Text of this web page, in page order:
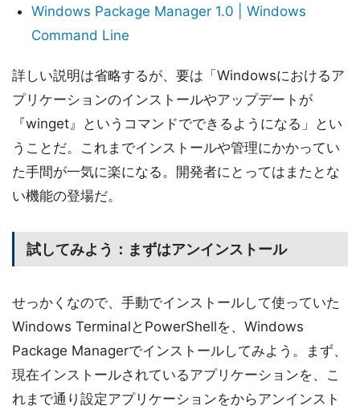
Windows Package Manager 1.0 | Windows
Command Line
詳しい説明は省略するが、要は「Windowsにおけるア
プリケーションのインストールやアップデートが
『winget』というコマンドでできるようになる」とい
うことだ。これまでインストールや管理にかかってい
た手間が一気に楽になる。開発者にとってはまたとな
い機能の登場だ。
試してみよう：まずはアンインストール
せっかくなので、手動でインストールして使っていた
Windows TerminalとPowerShellを、Windows
Package Managerでインストールしてみよう。まず、
現在インストールされているアプリケーションを、こ
れまで通り設定アプリケーションをからアンインスト